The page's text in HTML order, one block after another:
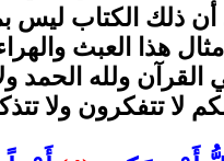
أن ذلك الكتاب
هذا العبث
القرآن ولله
لا تتفكرون ولا